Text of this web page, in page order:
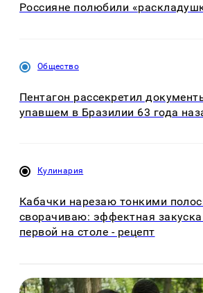
Россияне полюбили
Общество
Пентагон рассекретил
упавшем в Бразилии 63 года
Кулинария
Кабачки нарезаю тонкими
сворачиваю: эффектная закуска
первой на столе - рецепт